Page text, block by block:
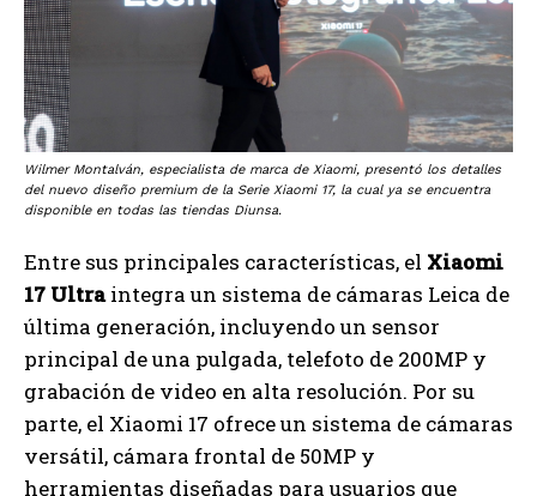
Wilmer Montalván, especialista de marca de Xiaomi, presentó los detalles
del nuevo diseño premium de la Serie Xiaomi 17, la cual ya se encuentra
disponible en todas las tiendas Diunsa.
Entre sus principales características, el Xiaomi
17 Ultraintegra un sistema de cámaras Leica de
última generación, incluyendo un sensor
principal de una pulgada, telefoto de 200MP y
grabación de video en alta resolución. Por su
parte, el Xiaomi 17 ofrece un sistema de cámaras
versátil, cámara frontal de 50MP y
herramientas diseñadas para usuarios que